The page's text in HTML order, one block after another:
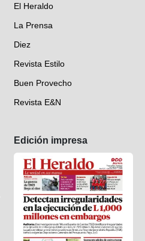
El Heraldo
La Prensa
Diez
Revista Estilo
Buen Provecho
Revista E&N
Edición impresa